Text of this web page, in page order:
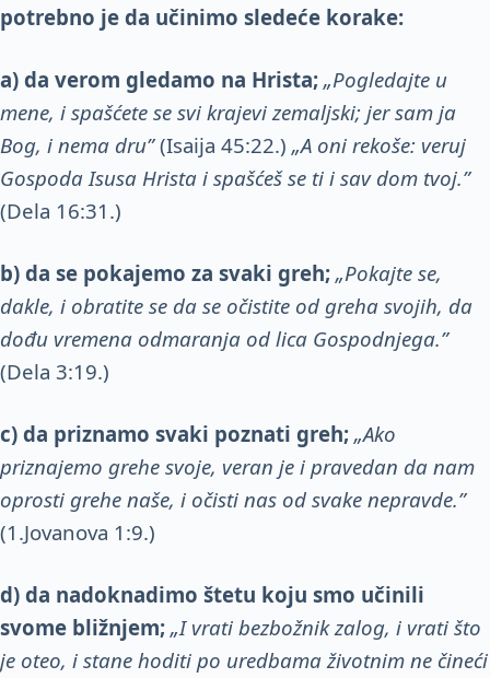
potrebno je da učinimo sledeće korake:
a) da verom gledamo na Hrista; „Pogledajte u
mene, i spašćete se svi krajevi zemaljski; jer sam ja
Bog, i nema dru”(Isaija 45:22.) „A oni rekoše: veruj
Gospoda Isusa Hrista i spašćeš se ti i sav dom tvoj.”
(Dela 16:31.)
b) da se pokajemo za svaki greh; „Pokajte se,
dakle, i obratite se da se očistite od greha svojih, da
dođu vremena odmaranja od lica Gospodnjega.”
(Dela 3:19.)
c) da priznamo svaki poznati greh; „Ako
priznajemo grehe svoje, veran je i pravedan da nam
oprosti grehe naše, i očisti nas od svake nepravde.”
(1.Jovanova 1:9.)
d) da nadoknadimo štetu koju smo učinili
svome bližnjem; „I vrati bezbožnik zalog, i vrati što
je oteo, i stane hoditi po uredbama životnim ne čineći